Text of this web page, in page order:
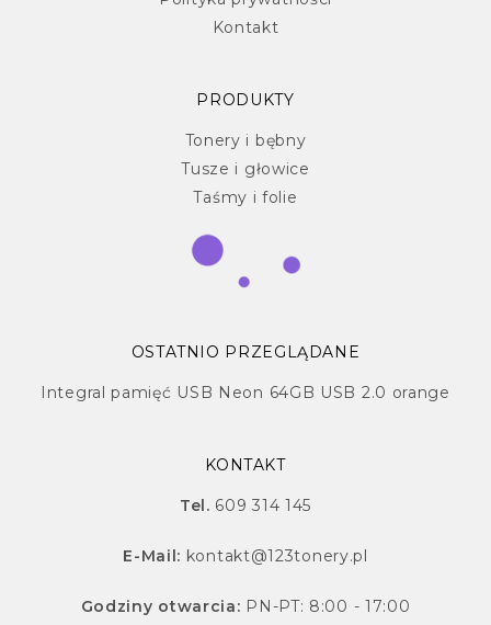
Kontakt
PRODUKTY
Tonery i bębny
Tusze i głowice
Taśmy i folie
OSTATNIO PRZEGLĄDANE
Integral pamięć USB Neon 64GB USB 2.0 orange
KONTAKT
Tel. 609 314 145
E-Mail: kontakt@123tonery.pl
Godziny otwarcia: PN-PT: 8:00 - 17:00